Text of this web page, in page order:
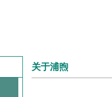
关于浦煦